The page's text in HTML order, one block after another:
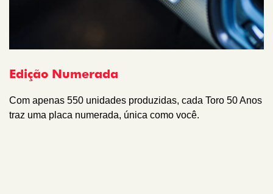
Edição Numerada
Com apenas 550 unidades produzidas, cada Toro 50 Anos
traz uma placa numerada, única como você.